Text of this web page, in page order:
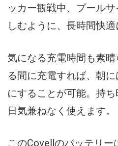
ッカー観戦中、プール
しむように、長時間快適
気になる充電時間も素
る間に充電すれば、朝
にすることが可能。持
日気兼ねなく使えます。
このCovellのバッテリ